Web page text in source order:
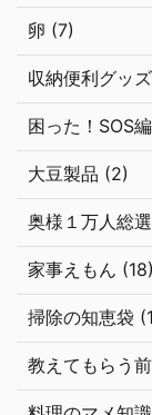
卵 (7)
収納便利グッ
困った！SOS
大豆製品 (2)
奥様１万人総
家事えもん (18)
掃除の知恵袋
教えてもらう